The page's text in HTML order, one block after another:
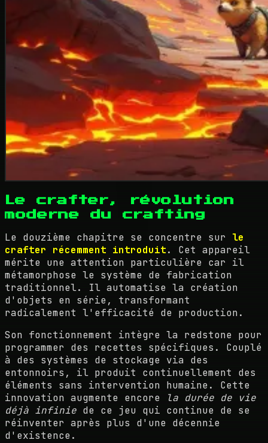
Le crafter, révolution
moderne du crafting
Le douzième chapitre se concentre sur le
crafter récemment introduit. Cet appareil
mérite une attention particulière car il
métamorphose le système de fabrication
traditionnel. Il automatise la création
d'objets en série, transformant
radicalement l'efficacité de production.
Son fonctionnement intègre la redstone pour
programmer des recettes spécifiques. Couplé
à des systèmes de stockage via des
entonnoirs, il produit continuellement des
éléments sans intervention humaine. Cette
innovation augmente encore
la durée de vie
déjà infinie de ce jeu qui continue de se
réinventer après plus d'une décennie
d'existence.